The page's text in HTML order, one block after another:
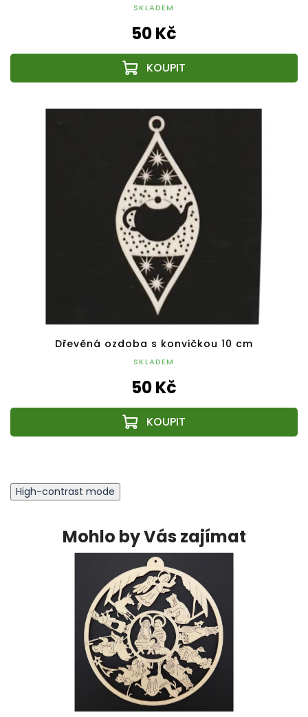
SKLADEM
50 Kč
Dřevěná ozdoba s konvičkou 10 cm
SKLADEM
50 Kč
High-contrast mode
Mohlo by Vás zajímat